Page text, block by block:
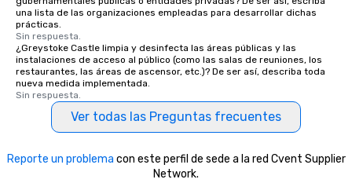
una lista de las organizaciones empleadas para desarrollar dichas
prácticas.
Sin respuesta.
¿Greystoke Castle limpia y desinfecta las áreas públicas y las
instalaciones de acceso al público (como las salas de reuniones, los
restaurantes, las áreas de ascensor, etc.)? De ser así, describa toda
nueva medida implementada.
Sin respuesta.
Ver todas las Preguntas frecuentes
Reporte un problema con este perfil de sede a la red Cvent Supplier
Network.